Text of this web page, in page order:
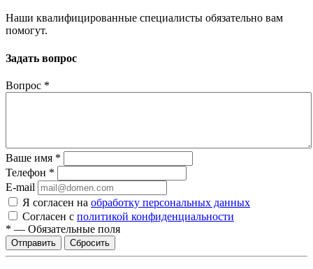
Наши квалифицированные специалисты обязательно вам
помогут.
Задать вопрос
Вопрос *
Ваше имя *
Телефон *
E-mail
Я согласен на обработку персональных данных
Согласен с политикой конфиденциальности
* — Обязательные поля
Сбросить